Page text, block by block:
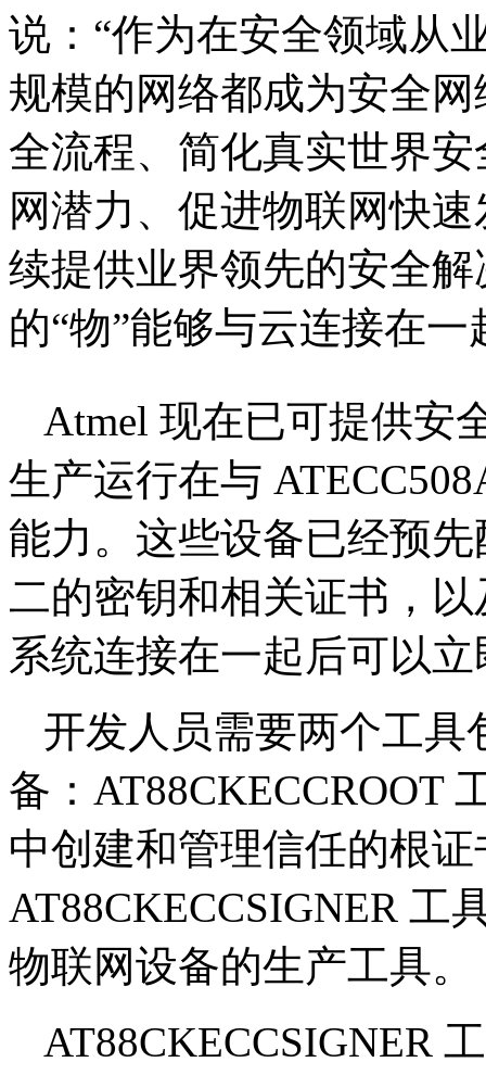
说：“作为在安全领域从
规模的网络都成为安全
全流程、简化真实世界
网潜力、促进物联网快
续提供业界领先的安全
的“物”能够与云连接在
Atmel 现在已可提供安
生产运行在与
能力。这些设备已经预
二的密钥和相关证书，
系统连接在一起后可以
开发人员需要两个工具
备：AT88CKECCROOT
中创建和管理信任的根
AT88CKECCSIGNER 工
物联网设备的生产工具。
AT88CKECCSIGNER